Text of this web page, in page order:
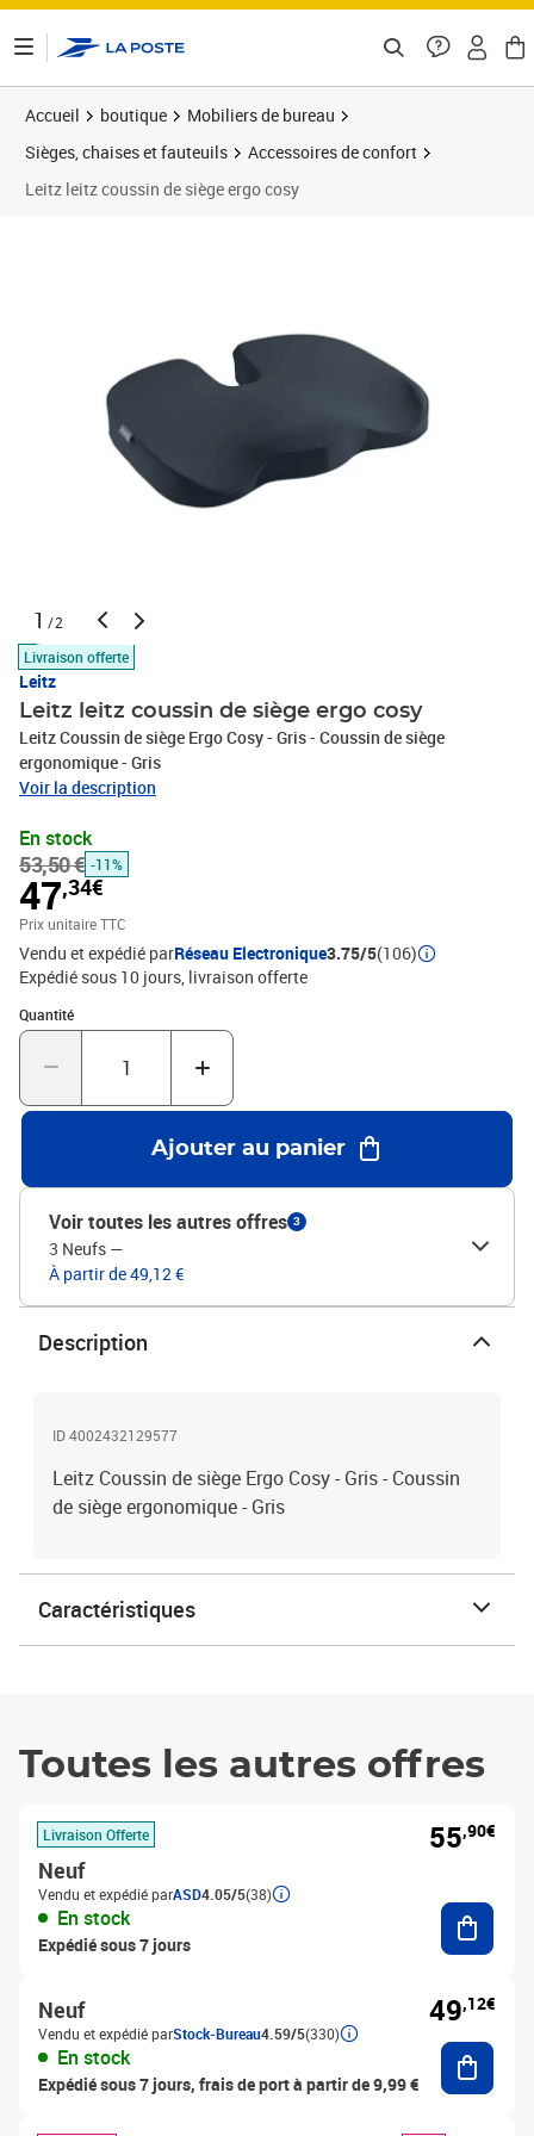
Accueil boutique
Mobiliers de bureau
Sièges, chaises et fauteuils
Accessoires de confort
Leitz leitz coussin de siège ergo cosy
1 /2
Livraison offerte
Leitz
Leitz leitz coussin de siège ergo cosy
Leitz Coussin de siège Ergo Cosy - Gris - Coussin de siège
ergonomique - Gris
Voir la description
En stock
53,50 € -11%
47,34€
Prix unitaire TTC
Vendu et expédié parRéseau Electronique3.75/5(106)
Expédié sous 10 jours livraison offerte
Quantité
Quantité : 1
Ajouter au panier
Voir toutes les autres offres 3
3 Neufs —
À partir de 49,12 €
Description
ID 4002432129577
Leitz Coussin de siège Ergo Cosy - Gris - Coussin
de siège ergonomique - Gris
Caractéristiques
Toutes les autres offres
Livraison Offerte
Neuf
Vendu et expédié parASD4.05/5(38)
En stock
Expédié sous 7 jours
55,90€
Neuf
Vendu et expédié parStock-Bureau4.59/5(330)
En stock
Expédié sous 7 jours, frais de port à partir de 9,99 €
49,12€